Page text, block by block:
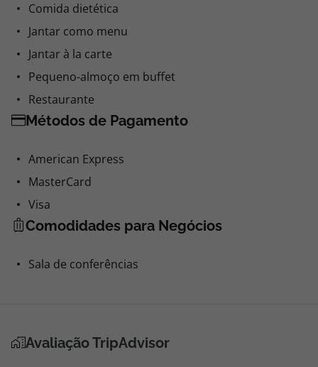
Comida dietética
Jantar como menu
Jantar à la carte
Pequeno-almoço em buffet
Restaurante
Métodos de Pagamento
American Express
MasterCard
Visa
Comodidades para Negócios
Sala de conferências
Avaliação TripAdvisor